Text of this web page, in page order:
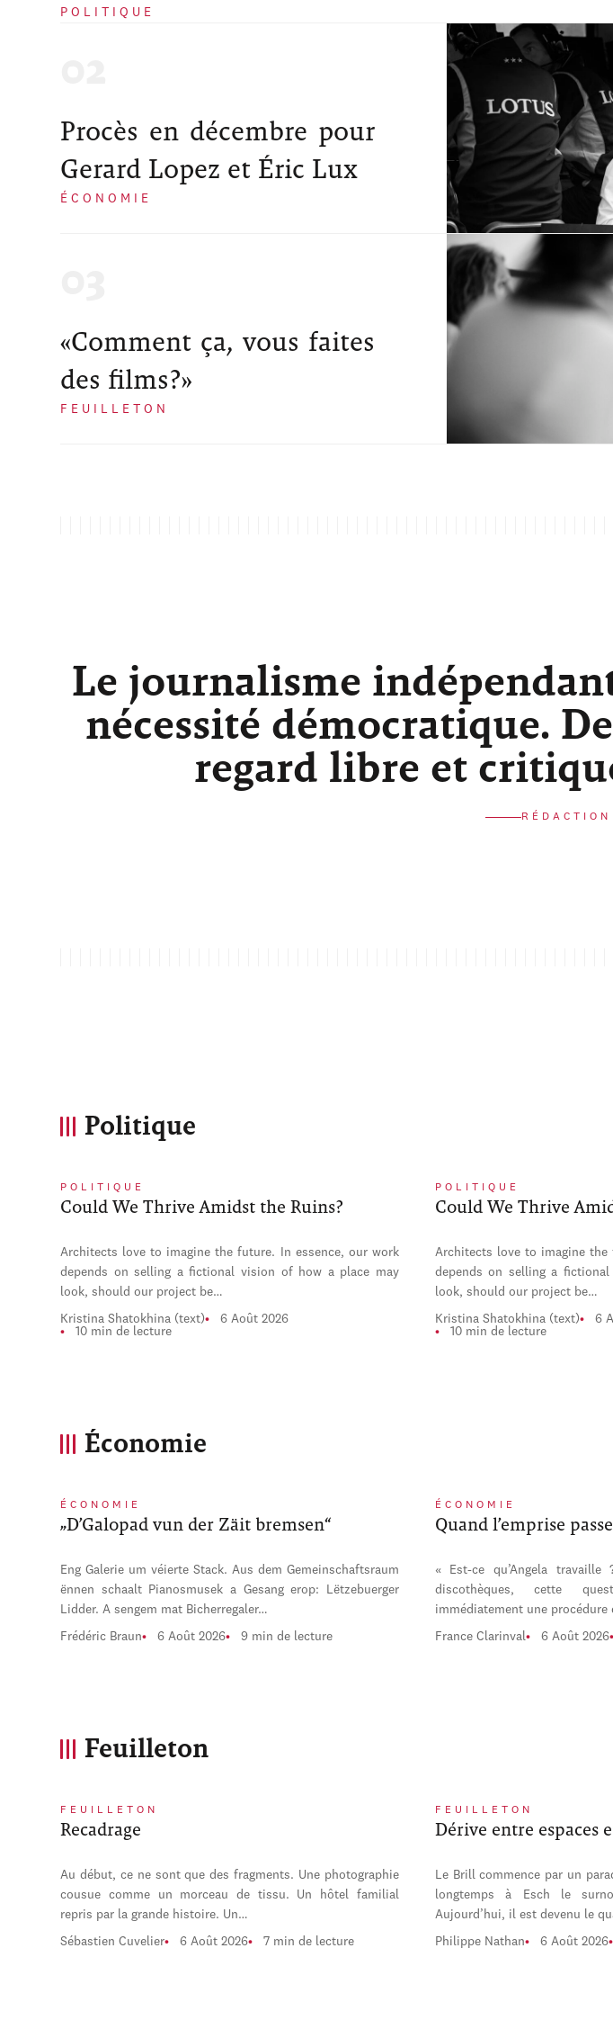
POLITIQUE
Procès en décembre pour
Gerard Lopez et Éric Lux
ÉCONOMIE
«Comment ça, vous faites
des films?»
FEUILLETON
Le journalisme
nécessité démocratique.
regard libre et
Politique
POLITIQUE
Could We Thrive Amidst the Ruins?
Architects love to imagine the future. In essence, our work
depends on selling a fictional vision of how a place may
look, should our project be…
Kristina Shatokhina (text)
6 Août 2026
10 min de lecture
POLITIQUE
Could We Thrive
Architects love to imagine the
depends on selling a
look, should our project be…
Kristina Shatokhina (text)
6
10 min de lecture
Économie
ÉCONOMIE
„D’Galopad vun der Zäit bremsen“
Eng Galerie um véierte Stack. Aus dem Gemeinschaftsraum
ënnen schaalt Pianosmusek a Gesang erop: Lëtzebuerger
Lidder. A sengem mat Bicherregaler…
Frédéric Braun 6 Août 2026 9 min de lecture
ÉCONOMIE
Quand l’emprise
« Est-ce qu’Angela
discothèques, cette
immédiatement une procédure
France Clarinval 6 Août 2026
Feuilleton
FEUILLETON
Recadrage
Au début, ce ne sont que des fragments. Une photographie
cousue comme un morceau de tissu. Un hôtel familial
repris par la grande histoire. Un…
Sébastien Cuvelier 6 Août 2026 7 min de lecture
FEUILLETON
Dérive entre espaces
Le Brill commence par un
longtemps à Esch le
Aujourd’hui, il est devenu le
Philippe Nathan 6 Août 2026